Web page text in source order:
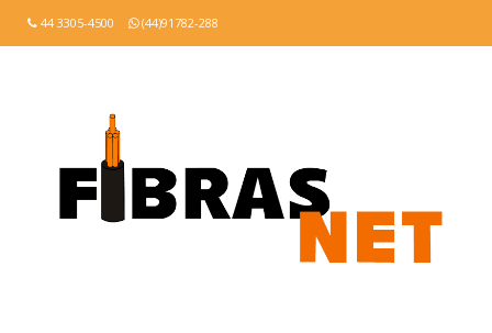
44 3305-4500 (44)91782-288